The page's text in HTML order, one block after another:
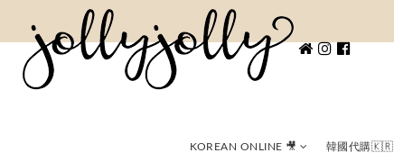
KOREAN ONLINE 🎥 韓國代購🇰🇷